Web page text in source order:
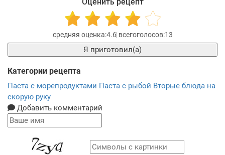
4.6 13
Я приготовил(а)
Категории рецепта
Паста с морепродуктами Паста с рыбой Вторые блюда на
скорую руку
Добавить комментарий